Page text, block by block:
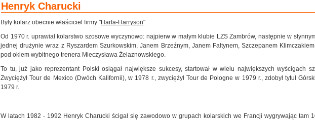
Henryk Charucki
Były kolarz obecnie właściciel firmy "Harfa-Harryson".
Od 1970 r. uprawiał kolarstwo szosowe wyczynowo: najpierw w małym klubie LZS Zambrów, następnie w
jednej drużynie wraz z Ryszardem Szurkowskim, Janem Brzeźnym, Janem Faltynem, Szczepanem
pod okiem wybitnego trenera Mieczysława Żelaznowskiego.
To tu, już jako reprezentant Polski osiągał największe sukcesy, startował w wielu największych wyścigach
Zwyciężył Tour de Mexico (Dwóch Kalifornii), w 1978 r., zwyciężył Tour de Pologne w 1979 r., zdobył tytuł
1979 r.
W latach 1982 - 1992 Henryk Charucki ścigał się zawodowo w grupach kolarskich we Francji wygrywając tam